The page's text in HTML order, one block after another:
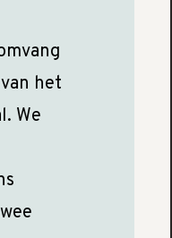
het
We